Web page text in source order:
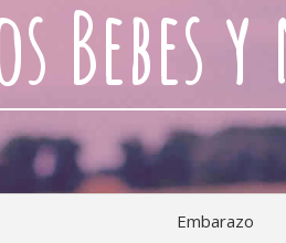
Bebes
Embarazo